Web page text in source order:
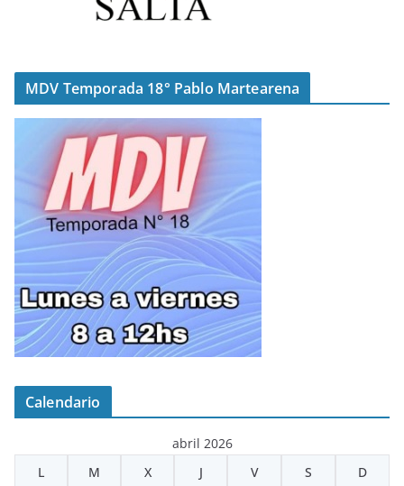
MDV Temporada 18° Pablo Martearena
Calendario
abril 2026
L
M X J V S D